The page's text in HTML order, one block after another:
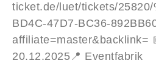
ticket.de/luet/tickets/25820/
BD4C-47D7-BC36-
affiliate=master&backlink=
20.12.2025📍 Eventfabrik